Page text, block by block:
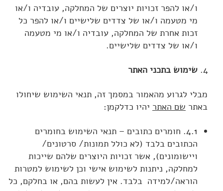
ו/או להפר זכויות יוצרים של המחלקה, עובדיה ו/או
מי מטעמה ו/או של צדדים שלישיים ו/או להפר כל
זכות אחרת של המחלקה, עובדיה ו/או מי מטעמה
ו/או של צדדים שלישיים.
שימוש בתכני האתר
מבלי לגרוע מהאמור במסמך זה, תנאי השימוש שיחולו
באתר שם האתר יהיו כדלקמן:
4.1. חומרים כתובים – תנאי השימוש בחומרים
הכתובים בלבד (לא כולל תמונות/ סרטונים/
ויישומונים), אשר זכויות היוצרים שלהם שייכות
למחלקה, ניתנות לשימוש אישי וכן לשימוש למטרות
הוראה/למידה בלבד. אין לעשות בהם, או בחלקם, כל